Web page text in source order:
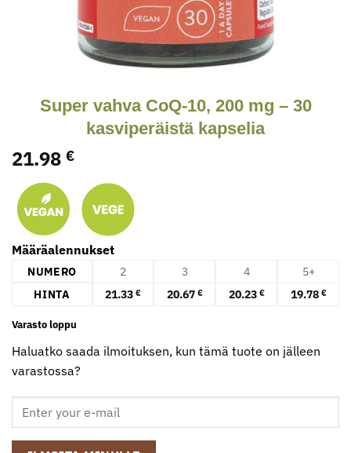
Super vahva CoQ-10, 200 mg – 30
kasviperäistä kapselia
21.98 €
Määräalennukset
NUMERO 2 3 4
5+
HINTA
21.33 € 20.67 € 20.23 € 19.78 €
Varasto loppu
Haluatko saada ilmoituksen, kun tämä tuote on jälleen
varastossa?